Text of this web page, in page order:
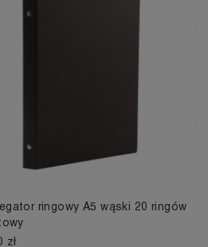
ringowy A5 wąski 20 ringów
zł